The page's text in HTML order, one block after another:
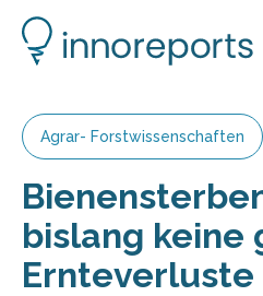
Agrar- Forstwissenschaften
bislang keine
Ernteverluste